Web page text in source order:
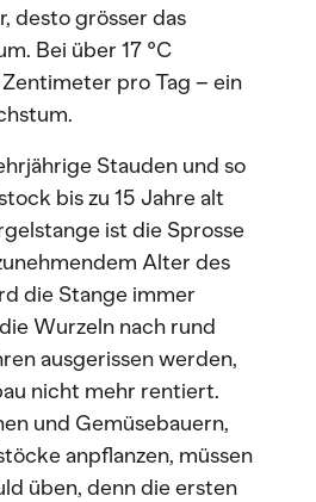
desto grösser das
Bei über 17 °C
pro Tag – ein
Stauden und so
bis zu 15 Jahre alt
ist die Sprosse
Alter des
die Stange immer
Wurzeln nach rund
ausgerissen werden,
nicht mehr rentiert.
und Gemüsebauern,
anpflanzen, müssen
üben, denn die ersten